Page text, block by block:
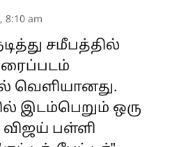
8:10 am
சமீபத்தில்
வெளியானது.
இடம்பெறும் ஒரு
விஜய் பள்ளி